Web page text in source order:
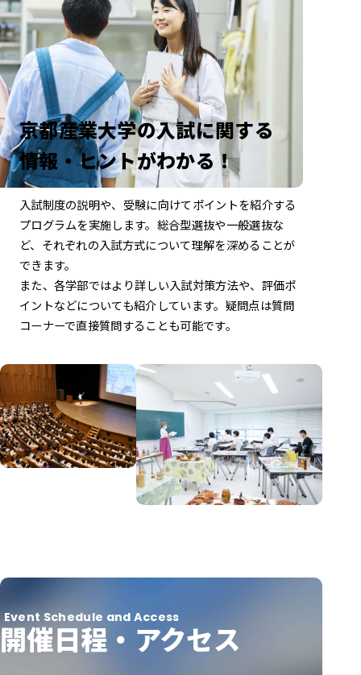
京都産業大学の入試に関する
情報・ヒントがわかる！
入試制度の説明や、受験に向けてポイントを紹介する
プログラムを実施します。 総合型選抜や一般選抜な
ど、それぞれの入試方式について理解を深めることが
できます。
また、各学部ではより詳しい入試対策方法や、 評価ポ
イントなどについても紹介しています。 疑問点は質問
コーナーで直接質問することも可能です。
Event Schedule and Access
開催日程・アクセス